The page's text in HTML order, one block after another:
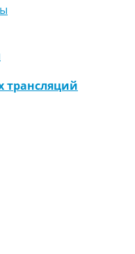
трансляций